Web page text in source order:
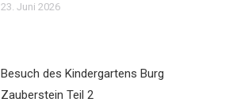
23. Juni 2026
Besuch des Kindergartens Burg
Zauberstein Teil 2